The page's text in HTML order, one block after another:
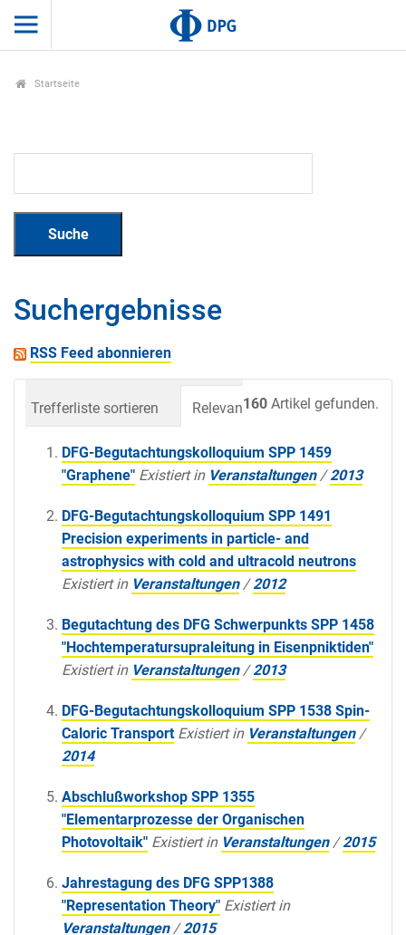
Startseite
Suchergebnisse
RSS Feed abonnieren
160 Artikel gefunden.
Trefferliste sortieren Relevanz Datum
DFG-Begutachtungskolloquium SPP 1459
"Graphene" Existiert in Veranstaltungen /2013
DFG-Begutachtungskolloquium SPP 1491
Precision experiments in particle- and
astrophysics with cold and ultracold neutrons
Existiert in Veranstaltungen /2012
Begutachtung des DFG Schwerpunkts SPP 1458
"Hochtemperatursupraleitung in Eisenpniktiden"
Existiert in Veranstaltungen /2013
DFG-Begutachtungskolloquium SPP 1538 Spin-
Caloric Transport Existiert in Veranstaltungen /
2014
Abschlußworkshop SPP 1355
"Elementarprozesse der Organischen
Photovoltaik" Existiert in Veranstaltungen /2015
Jahrestagung des DFG SPP1388
"Representation Theory" Existiert in
Veranstaltungen /2015